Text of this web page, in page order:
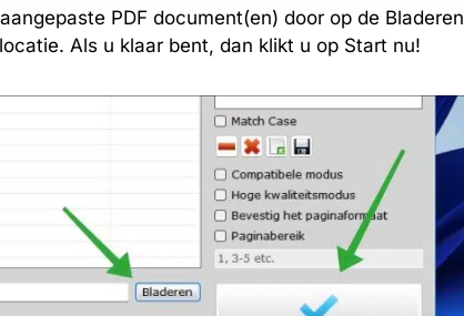
PDF document(en) door op de Bladeren
Als u klaar bent, dan klikt u op Start nu!